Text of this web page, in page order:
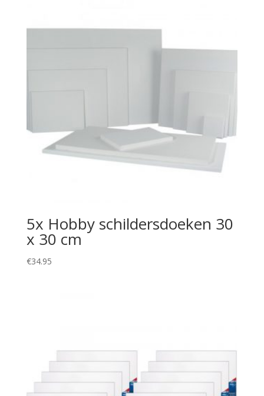
5x Hobby schildersdoeken 30
x 30 cm
€34.95